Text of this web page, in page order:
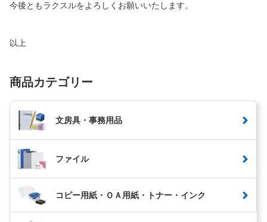
今後ともラクスルをよろしくお願いいたします。
以上
商品カテゴリー
文房具・事務用品
ファイル
コピー用紙・ＯＡ用紙・トナー・インク